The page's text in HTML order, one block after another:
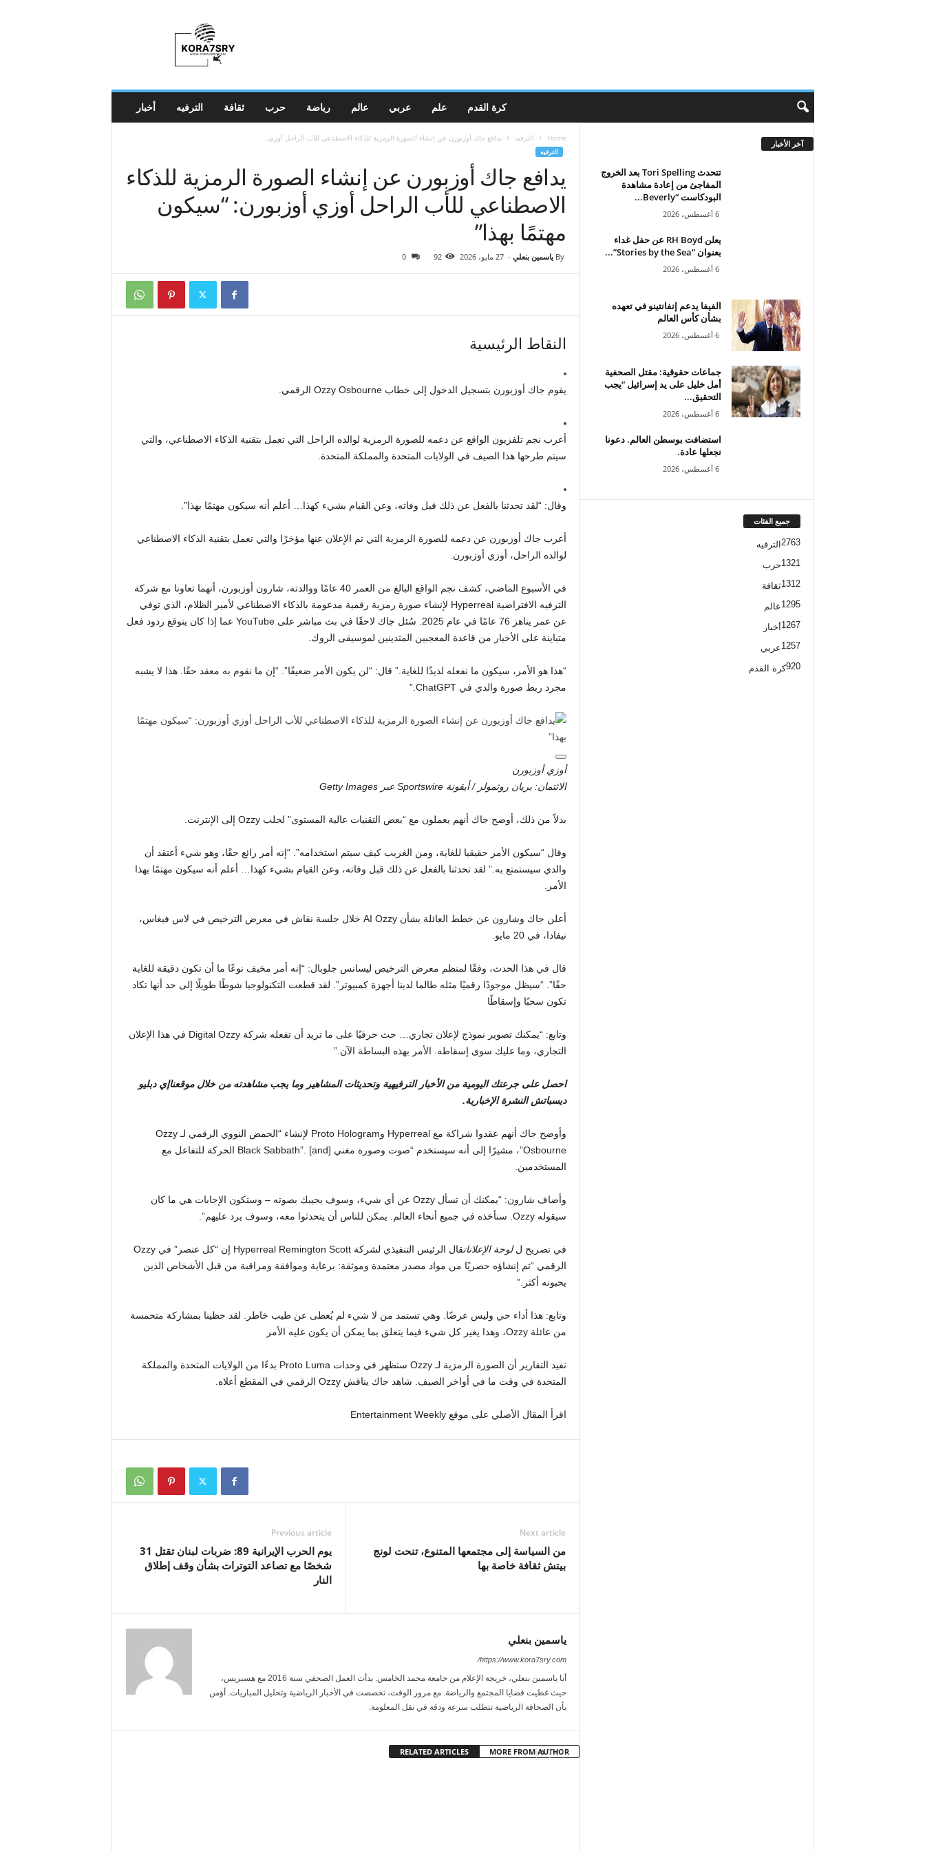
أخبار الترفيه ثقافة حرب رياضة عالم عربي علم كرة القدم
Home الترفيه يدافع جاك أوزبورن عن إنشاء الصورة الرمزية للذكاء الاصطناعي للأب الراحل أوزي...
الترفيه
يدافع جاك أوزبورن عن إنشاء الصورة الرمزية للذكاء
الاصطناعي للأب الراحل أوزي أوزبورن: “سيكون
مهتمًا بهذا”
By ياسمين بنعلي - 27 مايو، 2026 92
0
النقاط الرئيسية
يقوم جاك أوزبورن بتسجيل الدخول إلى خطاب Ozzy Osbourne الرقمي.
أعرب نجم تلفزيون الواقع عن دعمه للصورة الرمزية لوالده الراحل التي تعمل بتقنية الذكاء الاصطناعي، والتي
سيتم طرحها هذا الصيف في الولايات المتحدة والمملكة المتحدة.
وقال: “لقد تحدثنا بالفعل عن ذلك قبل وفاته، وعن القيام بشيء كهذا… أعلم أنه سيكون مهتمًا بهذا”.
أعرب جاك أوزبورن عن دعمه للصورة الرمزية التي تم الإعلان عنها مؤخرًا والتي تعمل بتقنية الذكاء الاصطناعي
لوالده الراحل، أوزي أوزبورن.
في الأسبوع الماضي، كشف نجم الواقع البالغ من العمر 40 عامًا ووالدته، شارون أوزبورن، أنهما تعاونا مع شركة
الترفيه الافتراضية Hyperreal لإنشاء صورة رمزية رقمية مدعومة بالذكاء الاصطناعي لأمير الظلام، الذي توفي
عن عمر يناهز 76 عامًا في عام 2025. سُئل جاك لاحقًا في بث مباشر على YouTube عما إذا كان يتوقع ردود فعل
متباينة على الأخبار من قاعدة المعجبين المتدينين لموسيقى الروك.
“هذا هو الأمر، سيكون ما نفعله لذيذًا للغاية.” قال: “لن يكون الأمر ضعيفًا”. “إن ما نقوم به معقد حقًا. هذا لا يشبه
مجرد ربط صورة والدي في ChatGPT.”
أوزي أوزبورن
الائتمان: بريان روثمولر / أيقونة Sportswire عبر Getty Images
بدلاً من ذلك، أوضح جاك أنهم يعملون مع “بعض التقنيات عالية المستوى” لجلب Ozzy إلى الإنترنت.
وقال “سيكون الأمر حقيقيا للغاية، ومن الغريب كيف سيتم استخدامه”. “إنه أمر رائع حقًا، وهو شيء أعتقد أن
والدي سيستمتع به.” لقد تحدثنا بالفعل عن ذلك قبل وفاته، وعن القيام بشيء كهذا… أعلم أنه سيكون مهتمًا بهذا
الأمر.
أعلن جاك وشارون عن خطط العائلة بشأن AI Ozzy خلال جلسة نقاش في معرض الترخيص في لاس فيغاس،
نيفادا، في 20 مايو.
قال في هذا الحدث، وفقًا لمنظم معرض الترخيص ليسانس جلوبال: “إنه أمر مخيف نوعًا ما أن تكون دقيقة للغاية
حقًا”. “سيظل موجودًا رقميًا مثله طالما لدينا أجهزة كمبيوتر”. لقد قطعت التكنولوجيا شوطًا طويلًا إلى حد أنها تكاد
تكون سحبًا وإسقاطًا
وتابع: “يمكنك تصوير نموذج لإعلان تجاري… حث حرفيًا على ما تريد أن تفعله شركة Digital Ozzy في هذا الإعلان
التجاري، وما عليك سوى إسقاطه. الأمر بهذه البساطة الآن.”
احصل على جرعتك اليومية من الأخبار الترفيهية وتحديثات المشاهير وما يجب مشاهدته من خلال موقعناإي دبليو
ديسباتش النشرة الإخبارية.
وأوضح جاك أنهم عقدوا شراكة مع Hyperreal وProto Hologram لإنشاء “الحمض النووي الرقمي لـ Ozzy
Osbourne”، مشيرًا إلى أنه سيستخدم “صوت وصورة مغني Black Sabbath”. [and] الحركة للتفاعل مع
المستخدمين.
وأضاف شارون: “يمكنك أن تسأل Ozzy عن أي شيء، وسوف يجيبك بصوته – وستكون الإجابات هي ما كان
سيقوله Ozzy. سنأخذه في جميع أنحاء العالم. يمكن للناس أن يتحدثوا معه، وسوف يرد عليهم”.
في تصريح للوحة الإعلانات
قال الرئيس التنفيذي لشركة Hyperreal Remington Scott إن “كل عنصر” في Ozzy
الرقمي “تم إنشاؤه حصريًا من مواد مصدر معتمدة وموثقة: برعاية وموافقة ومراقبة من قبل الأشخاص الذين
يحبونه أكثر.”
وتابع: هذا أداء حي وليس عرضًا. وهي تستمد من لا شيء لم يُعطى عن طيب خاطر. لقد حظينا بمشاركة متحمسة
من عائلة Ozzy، وهذا يغير كل شيء فيما يتعلق بما يمكن أن يكون عليه الأمر
تفيد التقارير أن الصورة الرمزية لـ Ozzy ستظهر في وحدات Proto Luma بدءًا من الولايات المتحدة والمملكة
المتحدة في وقت ما في أواخر الصيف. شاهد جاك يناقش Ozzy الرقمي في المقطع أعلاه.
اقرأ المقال الأصلي على موقع Entertainment Weekly
Previous article
يوم الحرب الإيرانية 89: ضربات لبنان تقتل 31
شخصًا مع تصاعد التوترات بشأن وقف إطلاق
النار
Next article
من السياسة إلى مجتمعها المتنوع، تنحت لونج
بيتش ثقافة خاصة بها
ياسمين بنعلي
https://www.kora7sry.com/
أنا ياسمين بنعلي، خريجة الإعلام من جامعة محمد الخامس. بدأت العمل الصحفي سنة 2016 مع هسبريس،
حيث غطيت قضايا المجتمع والرياضة. مع مرور الوقت، تخصصت في الأخبار الرياضية وتحليل المباريات. أؤمن
بأن الصحافة الرياضية تتطلب سرعة ودقة في نقل المعلومة.
RELATED ARTICLES MORE FROM AUTHOR
آخر الأخبار
تتحدث Tori Spelling بعد الخروج
المفاجئ من إعادة مشاهدة
البودكاست “Beverly...
6 أغسطس، 2026
يعلن RH Boyd عن حفل غداء
بعنوان “Stories by the Sea”...
6 أغسطس، 2026
الفيفا يدعم إنفانتينو في تعهده
بشأن كأس العالم
6 أغسطس، 2026
جماعات حقوقية: مقتل الصحفية
أمل خليل على يد إسرائيل “يجب
التحقيق...
6 أغسطس، 2026
استضافت بوسطن العالم. دعونا
نجعلها عادة.
6 أغسطس، 2026
جميع الفئات
الترفيه 2763
حرب1321
ثقافة1312
عالم1295
أخبار 1267
عربي1257
كرة القدم920